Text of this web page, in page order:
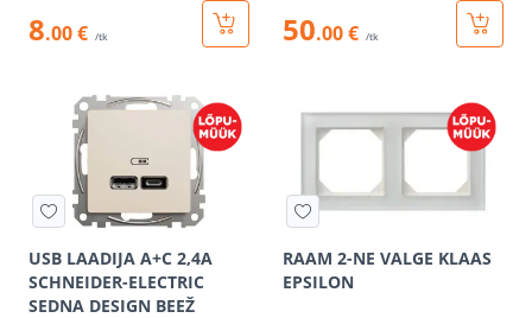
8.00 € /tk 50.00 € /tk
USB LAADIJA A+C 2,4A
SCHNEIDER-ELECTRIC
SEDNA DESIGN BEEŽ
RAAM 2-NE VALGE KLAAS
EPSILON